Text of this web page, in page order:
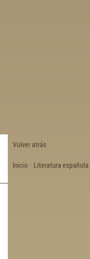
Volver atrás
Inicio / Literatura española